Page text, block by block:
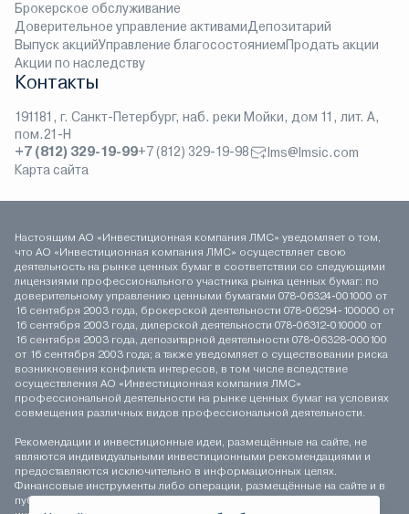
Брокерское обслуживание
Доверительное управление активамиДепозитарий
Выпуск акцийУправление благосостояниемПродать акции
Акции по наследству
Контакты
191181, г. Санкт-Петербург, наб. реки Мойки, дом 11, лит. А,
пом.21-Н
+7 (812) 329-19-99+7 (812) 329-19-98
lms@lmsic.com
Карта сайта
Настоящим АО «Инвестиционная компания ЛМС» уведомляет о том,
что АО «Инвестиционная компания ЛМС» осуществляет свою
деятельность на рынке ценных бумаг в соответствии со следующими
лицензиями профессионального участника рынка ценных бумаг: по
доверительному управлению ценными бумагами 078-06324-001000 от
16 сентября 2003 года, брокерской деятельности 078-06294-100000 от
16 сентября 2003 года, дилерской деятельности 078-06312-010000 от
16 сентября 2003 года, депозитарной деятельности 078-06328-000100
от 16 сентября 2003 года; а также уведомляет о существовании риска
возникновения конфликта интересов, в том числе вследствие
осуществления АО «Инвестиционная компания ЛМС»
профессиональной деятельности на рынке ценных бумаг на условиях
совмещения различных видов профессиональной деятельности.
Рекомендации и инвестиционные идеи, размещённые на сайте, не
являются индивидуальными инвестиционными рекомендациями и
предоставляются исключительно в информационных целях.
Финансовые инструменты либо операции, размещённые на сайте и в
публикуемых материалах, могут не соответствовать вашему